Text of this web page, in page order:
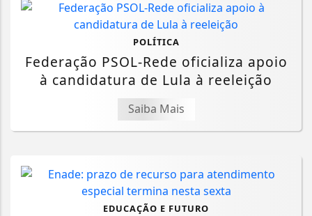
POLÍTICA
Federação PSOL-Rede oficializa apoio
à candidatura de Lula à reeleição
Saiba Mais
EDUCAÇÃO E FUTURO